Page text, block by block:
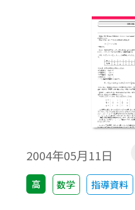
2004年05月11日
高 数学 指導資料